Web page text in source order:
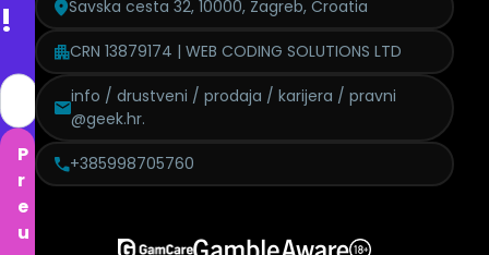
!
P
r
e
u
Savska cesta 32, 10000, Zagreb, Croatia
CRN 13879174 | WEB CODING SOLUTIONS LTD
info / drustveni / prodaja / karijera / pravni
@geek.hr.
+385998705760